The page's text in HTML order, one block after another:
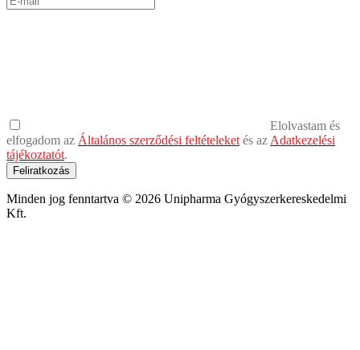
Elolvastam és
elfogadom az Általános szerződési feltételeket és az Adatkezelési
tájékoztatót.
Feliratkozás
Minden jog fenntartva © 2026 Unipharma Gyógyszerkereskedelmi
Kft.